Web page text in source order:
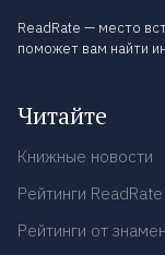
ReadRate — место
поможет вам найти
Читайте
Книжные новости
Рейтинги ReadRate
Рейтинги от